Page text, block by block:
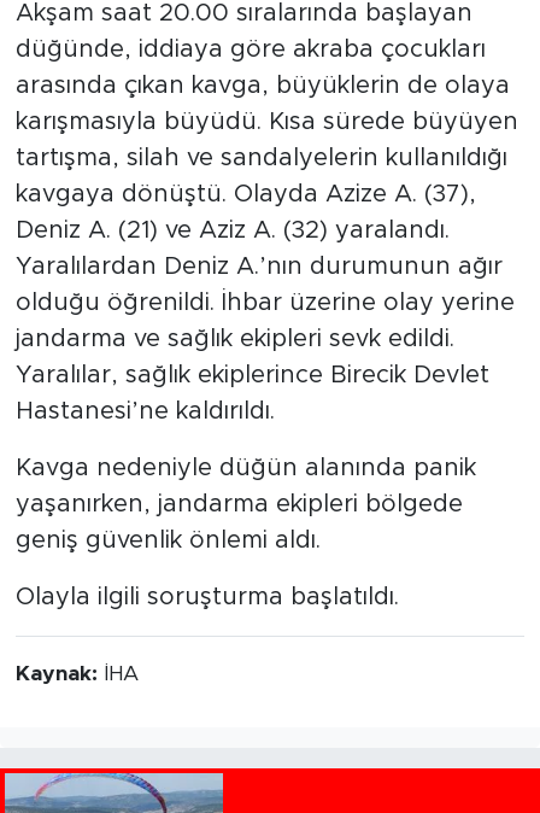
Akşam saat 20.00 sıralarında başlayan
düğünde, iddiaya göre akraba çocukları
arasında çıkan kavga, büyüklerin de olaya
karışmasıyla büyüdü. Kısa sürede büyüyen
tartışma, silah ve sandalyelerin kullanıldığı
kavgaya dönüştü. Olayda Azize A. (37),
Deniz A. (21) ve Aziz A. (32) yaralandı.
Yaralılardan Deniz A.’nın durumunun ağır
olduğu öğrenildi. İhbar üzerine olay yerine
jandarma ve sağlık ekipleri sevk edildi.
Yaralılar, sağlık ekiplerince Birecik Devlet
Hastanesi’ne kaldırıldı.
Kavga nedeniyle düğün alanında panik
yaşanırken, jandarma ekipleri bölgede
geniş güvenlik önlemi aldı.
Olayla ilgili soruşturma başlatıldı.
Kaynak: İHA